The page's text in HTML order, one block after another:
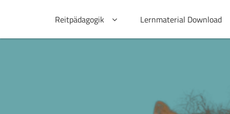
Reitpädagogik Lernmaterial Download